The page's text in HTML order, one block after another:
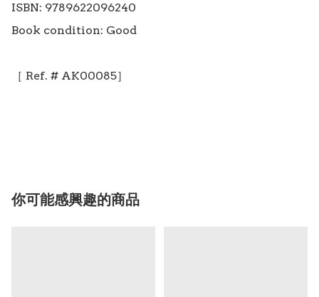
ISBN: 9789622096240
Book condition: Good
［ Ref. # AK00085］
你可能感興趣的商品